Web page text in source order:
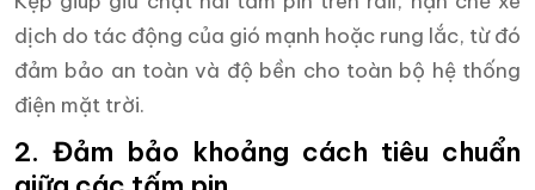
dịch do tác động của gió mạnh hoặc rung lắc, từ đó
đảm bảo an toàn và độ bền cho toàn bộ hệ thống
điện mặt trời.
2. Đảm bảo khoảng cách tiêu chuẩn